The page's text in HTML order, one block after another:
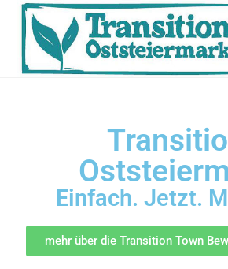
Einfach. Jetzt.
mehr über die Transition Town